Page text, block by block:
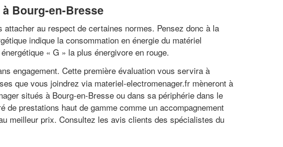
Bourg-en-Bresse
au respect de certaines normes. Pensez donc à la
indique la consommation en énergie du matériel
« G » la plus énergivore en rouge.
engagement. Cette première évaluation vous servira à
que vous joindrez via materiel-electromenager.fr mèneront à
situés à Bourg-en-Bresse ou dans sa périphérie dans le
prestations haut de gamme comme un accompagnement
meilleur prix. Consultez les avis clients des spécialistes du